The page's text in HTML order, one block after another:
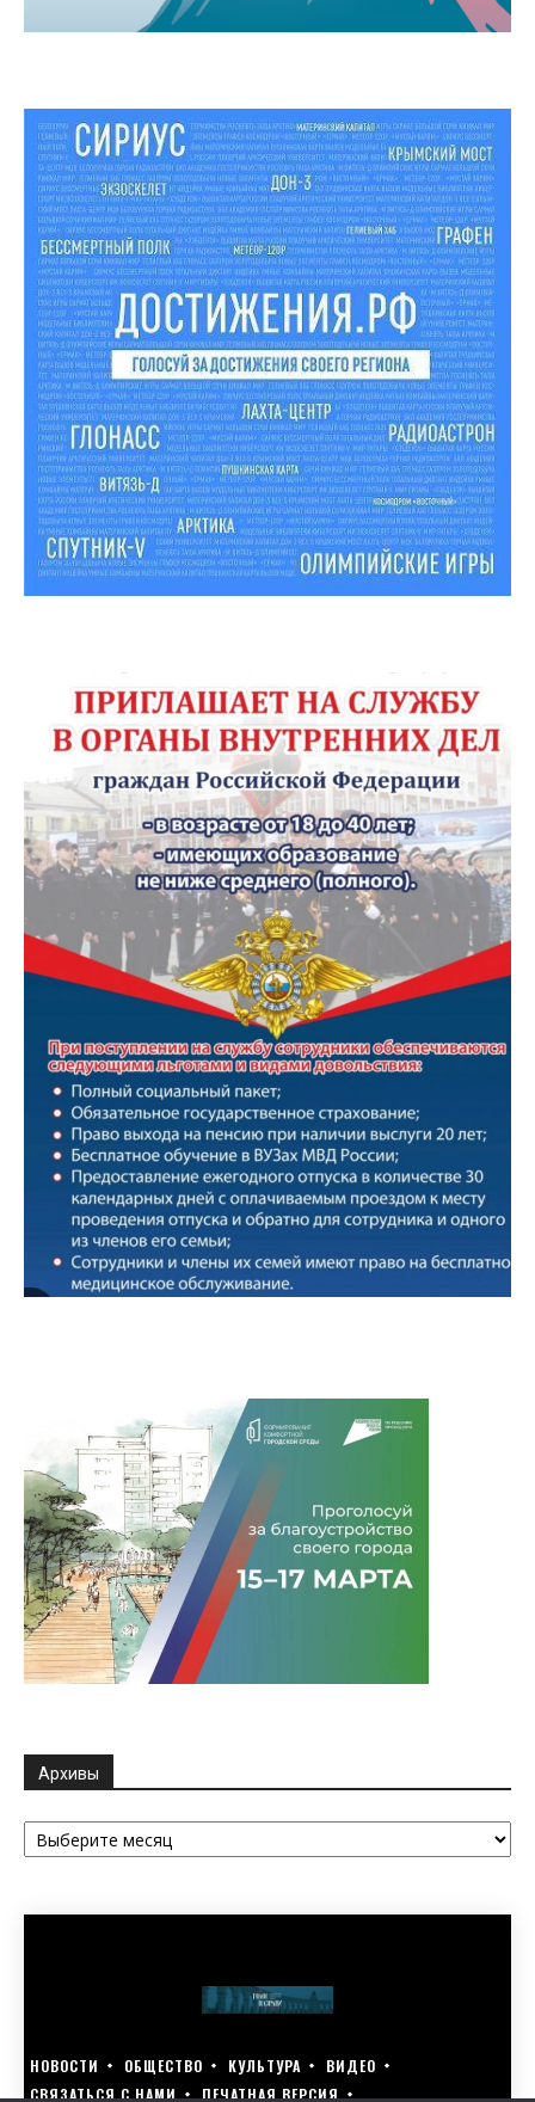
Архивы
Архивы
НОВОСТИ ОБЩЕСТВО КУЛЬТУРА
ВИДЕО
СВЯЗАТЬСЯ С НАМИ
ПЕЧАТНАЯ ВЕРСИЯ